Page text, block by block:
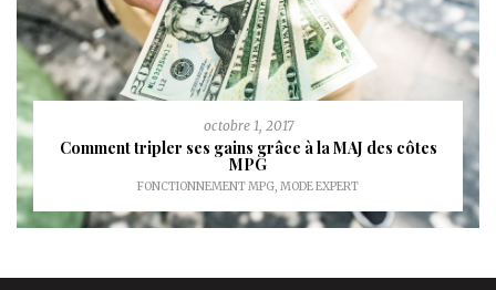
octobre 1, 2017
Comment tripler ses gains grâce à la MAJ des côtes
MPG
FONCTIONNEMENT MPG, MODE EXPERT